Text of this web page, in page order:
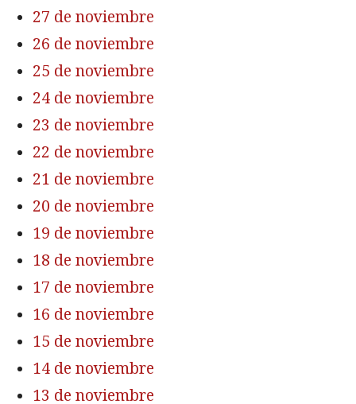
27 de noviembre
26 de noviembre
25 de noviembre
24 de noviembre
23 de noviembre
22 de noviembre
21 de noviembre
20 de noviembre
19 de noviembre
18 de noviembre
17 de noviembre
16 de noviembre
15 de noviembre
14 de noviembre
13 de noviembre